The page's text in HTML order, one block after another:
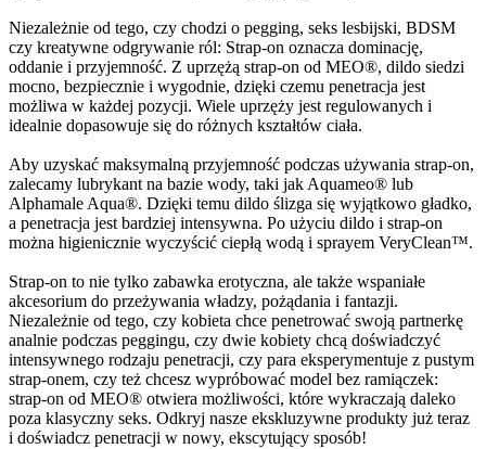
Niezależnie od tego, czy chodzi o pegging, seks lesbijski, BDSM
czy kreatywne odgrywanie ról: Strap-on oznacza dominację,
oddanie i przyjemność. Z uprzężą strap-on od MEO®, dildo siedzi
mocno, bezpiecznie i wygodnie, dzięki czemu penetracja jest
możliwa w każdej pozycji. Wiele uprzęży jest regulowanych i
idealnie dopasowuje się do różnych kształtów ciała.
Aby uzyskać maksymalną przyjemność podczas używania strap-on,
zalecamy lubrykant na bazie wody, taki jak Aquameo® lub
Alphamale Aqua®. Dzięki temu dildo ślizga się wyjątkowo gładko,
a penetracja jest bardziej intensywna. Po użyciu dildo i strap-on
można higienicznie wyczyścić ciepłą wodą i sprayem VeryClean™.
Strap-on to nie tylko zabawka erotyczna, ale także wspaniałe
akcesorium do przeżywania władzy, pożądania i fantazji.
Niezależnie od tego, czy kobieta chce penetrować swoją partnerkę
analnie podczas peggingu, czy dwie kobiety chcą doświadczyć
intensywnego rodzaju penetracji, czy para eksperymentuje z pustym
strap-onem, czy też chcesz wypróbować model bez ramiączek:
strap-on od MEO® otwiera możliwości, które wykraczają daleko
poza klasyczny seks. Odkryj nasze ekskluzywne produkty już teraz
i doświadcz penetracji w nowy, ekscytujący sposób!